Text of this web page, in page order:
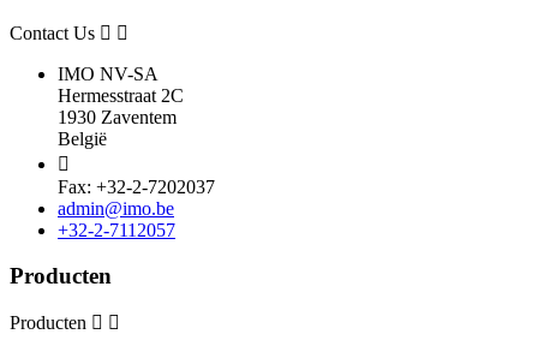
Contact Us
IMO NV-SA
Hermesstraat 2C
1930 Zaventem
België

Fax: +32-2-7202037
admin@imo.be
+32-2-7112057
Producten
Producten